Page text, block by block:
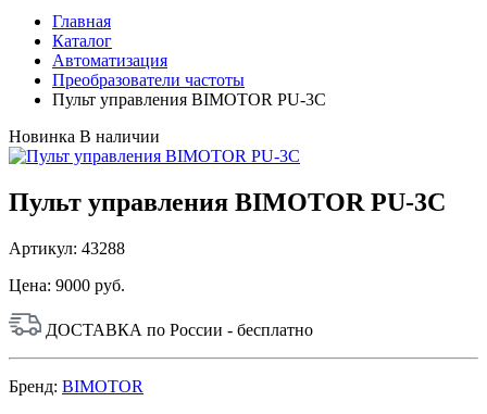
Главная
Каталог
Автоматизация
Преобразователи частоты
Пульт управления BIMOTOR PU-3C
Новинка В наличии
Пульт управления BIMOTOR PU-3C
Артикул: 43288
Цена: 9000 руб.
ДОСТАВКА по России - бесплатно
Бренд: BIMOTOR